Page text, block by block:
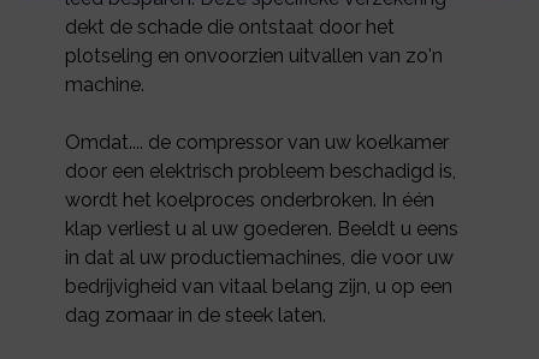
dekt de schade die ontstaat door het
plotseling en onvoorzien uitvallen van zo'n
machine.
Omdat.... de compressor van uw koelkamer
door een elektrisch probleem beschadigd is,
wordt het koelproces onderbroken. In één
klap verliest u al uw goederen. Beeldt u eens
in dat al uw productiemachines, die voor uw
bedrijvigheid van vitaal belang zijn, u op een
dag zomaar in de steek laten.